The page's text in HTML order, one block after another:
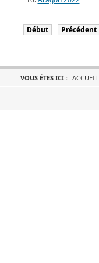
Début Précédent
VOUS ÊTES ICI : ACCUEIL